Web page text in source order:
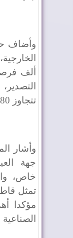
وأضاف
ألف
تتجاوز 80 مليار درهم.
وأشار
جهة
خاص،
تمثل
مؤكدا